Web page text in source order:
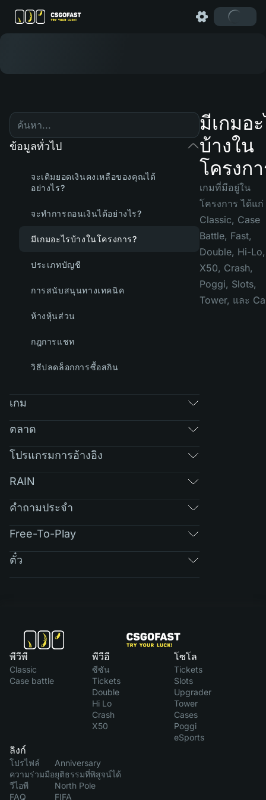
ข้อมูลทั่วไป
จะเติมยอดเงินคงเหลือของคุณได้
อย่างไร?
จะทำการถอนเงินได้อย่างไร?
มีเกมอะไรบ้างในโครงการ?
ประเภทบัญชี
การสนับสนุนทางเทคนิค
ห้างหุ้นส่วน
กฎการแชท
วิธีปลดล็อกการซื้อสกิน
เกม
ตลาด
โปรแกรมการอ้างอิง
RAIN
คำถามประจำ
Free-To-Play
ตั๋ว
มีเกมอ
บ้างใน
โครงก
เกมที่มีอยู่ใน
โครงการ ได้แก่
Classic, Case
Battle, Fast,
Double, Hi-Lo,
X50, Crash,
Poggi, Slots,
Tower, และ
พีวีพี
Classic
Case battle
พีวีอี
ซีซัน
Tickets
Double
Hi Lo
Crash
X50
โซโล
Tickets
Slots
Upgrader
Tower
Cases
Poggi
eSports
ลิงก์
โปรไฟล์
ความร่วมมือ
วีไอพี
FAQ
Anniversary
ยุติธรรมที่พิสูจน์ได้
North Pole
FIFA